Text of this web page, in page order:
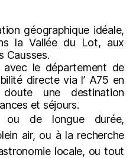
géographique idéale,
la Vallée du Lot, aux
Causses.
avec le département de
directe via l’ A75 en
une destination
et séjours.
ou de longue durée,
air, ou à la recherche
locale, ou tout